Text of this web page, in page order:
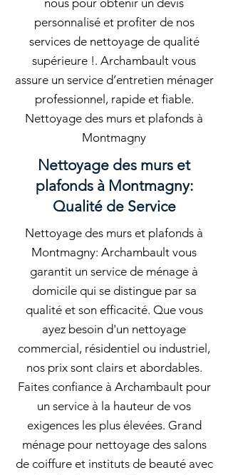
nous pour obtenir un devis
personnalisé et profiter de nos
services de nettoyage de qualité
supérieure !. Archambault vous
assure un service d’entretien ménager
professionnel, rapide et fiable.
Nettoyage des murs et plafonds à
Montmagny
Nettoyage des murs et
plafonds à Montmagny:
Qualité de Service
Nettoyage des murs et plafonds à
Montmagny: Archambault vous
garantit un service de ménage à
domicile qui se distingue par sa
qualité et son efficacité. Que vous
ayez besoin d'un nettoyage
commercial, résidentiel ou industriel,
nos prix sont clairs et abordables.
Faites confiance à Archambault pour
un service à la hauteur de vos
exigences les plus élevées. Grand
ménage pour nettoyage des salons
de coiffure et instituts de beauté avec